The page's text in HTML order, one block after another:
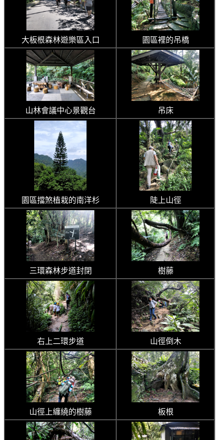
大板根森林遊樂區入口 園區裡的吊橋
山林會議中心景觀台 吊床
園區擋煞植栽的南洋杉 陡上山徑
三環森林步道封閉 樹藤
右上二環步道 山徑倒木
山徑上纏繞的樹藤 板根